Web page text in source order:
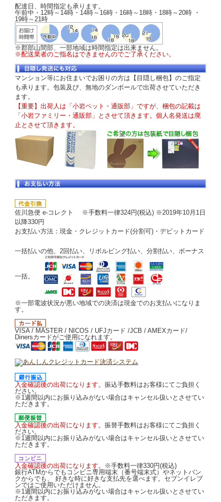
配達日、時間指定も承ります。
午前中・12時～14時・14時～16時・16時～18時・18時～20時 ・
19時～21時
※郡部山間部、一部地域は時間指定は出来ません。
※配送業者のご指名はできませんのでご了承ください。
マンション等にお住まいでお困りの方は【目隠し梱包】のご指定
も承ります。包装及び、無地のダンボールで出荷させていただき
ます。
【重要】出荷人は「小岩ペット・通販部」ですが、梱包の記載は
「小岩ファミリー・通販部」とさせて頂きます。個人名発送は廃
止とさせて頂きます。
佐川急便 e-コレクト ※手数料一律324円(税込) ※2019年10月1日
以降330円
お支払い方法：現金・クレジットカード(分割可)・デビットカード
一括払いの他、2回払い、リボルビング払い、分割払い、ボーナス
一括。
※一部電波状況が悪い地域での決済は現金でのお支払いになりま
す。
VISA / MASTER / NICOS / UFJカード /JCB / AMEXカード/
Dinersカードがご使用になれます。
入金確認後の出荷になります。 振込手数料はお客様にてご負担く
ださい。
※1週間以内にお振り込みがない場合はキャンセル扱いとさせてい
ただきます。
入金確認後の出荷になります。 振替手数料はお客様にてご負担く
ださい。
※1週間以内にお振り込みがない場合はキャンセル扱いとさせてい
ただきます。
入金確認後の出荷になります。
※手数料一律330円(税込)
銀行ATMからでもコンビニ専用端末（番号端末式）やネットバン
クからでも、 好きな時に好きな支払先を選べます。セブンイレブ
ンではご使用いただけません。
※1週間以内にお振り込みがない場合はキャンセル扱いとさせてい
ただきます。